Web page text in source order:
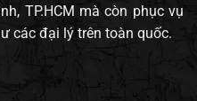
TP.HCM mà còn phục vụ
các đại lý trên toàn quốc.